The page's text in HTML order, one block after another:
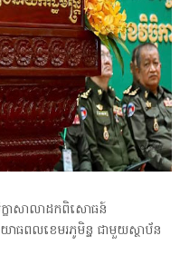
ាសាលាដកពិសោធន៍
យោធពលខេមរភូមិន្ទ ជាមួយស្ថាប័ន